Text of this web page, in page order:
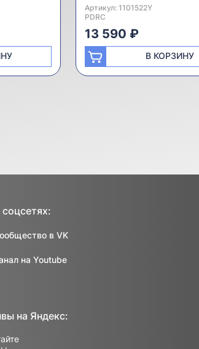
Артикул: 1101522Y
Производитель:
PDRC
13 590 ₽
В КОРЗИНУ
в VK
на Youtube
на Яндекс: